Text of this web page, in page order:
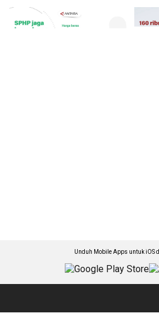
Unduh Mobile Apps untuk iOS